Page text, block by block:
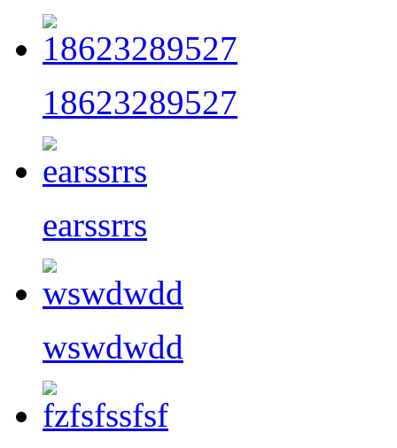
18623289527
earssrrs
wswdwdd